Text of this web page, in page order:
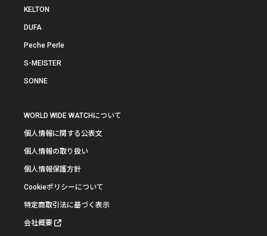
KELTON
DUFA
Peche Perle
S-MEISTER
SONNE
WORLD WIDE WATCHについて
個人情報に関する公表文
個人情報の取り扱い
個人情報保護方針
Cookieポリシーについて
特定商取引法に基づく表示
会社概要